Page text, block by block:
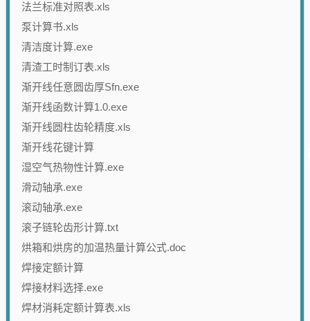
法兰标准对照表.xls
泵计算书.xls
清洁度计算.exe
清渣工时制订表.xls
渐开线任意圆齿厚Sfn.exe
渐开线函数计算1.0.exe
渐开线圆柱齿轮精度.xls
渐开线花键计算
湿空气热物性计算.exe
滑动轴承.exe
滚动轴承.exe
滚子链轮齿形计算.txt
烘箱和烘房的加温热量计算公式.doc
焊接定额计算
焊接材料选择.exe
焊材消耗定额计算表.xls